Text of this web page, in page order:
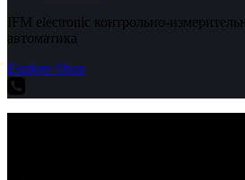
IFM electronic контрольно-
автоматика
Explore Shop